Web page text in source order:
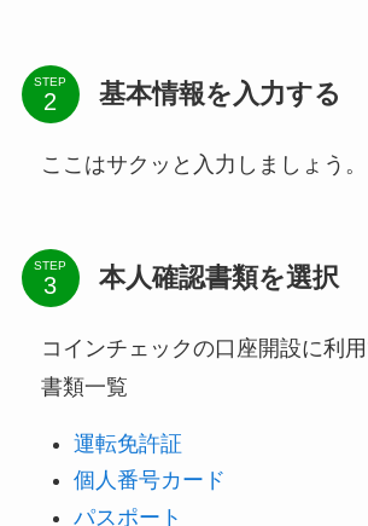
STEP 基本情報を入力する
ここはサクッと入力しましょう。
STEP 本人確認書類を選択
コインチェックの口座開設に利
書類一覧
運転免許証
個人番号カード
パスポート